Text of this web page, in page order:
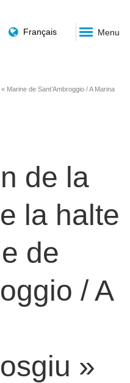
Français Menu
Marine de Sant’Ambroggio / A Marina
de la
la halte
de
/ A
»